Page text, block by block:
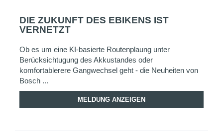
DIE ZUKUNFT DES EBIKENS IST
VERNETZT
Ob es um eine KI-basierte Routenplaung unter
Berücksichtugung des Akkustandes oder
komfortablerere Gangwechsel geht - die Neuheiten von
Bosch ...
MELDUNG ANZEIGEN